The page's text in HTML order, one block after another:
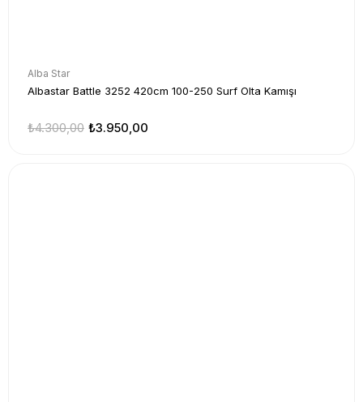
Alba Star
Albastar Battle 3252 420cm 100-250 Surf Olta Kamışı
₺3.950,00
₺4.300,00